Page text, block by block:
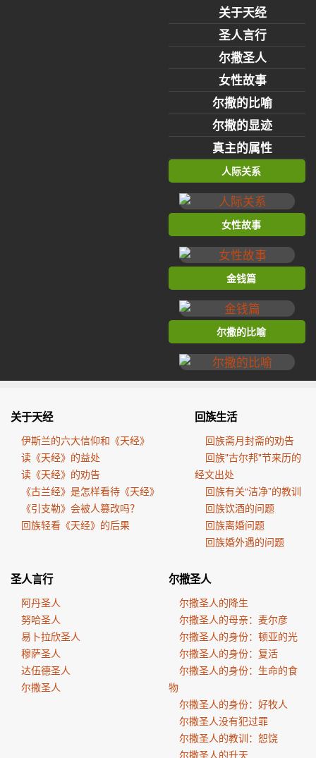
关于天经
圣人言行
尔撒圣人
女性故事
尔撒的比喻
尔撒的显迹
真主的属性
人际关系
女性故事
金钱篇
尔撒的比喻
关于天经
伊斯兰的六大信仰和《天经》
读《天经》的益处
读《天经》的劝告
《古兰经》是怎样看待《天经》
《引支勒》会被人篡改吗？
回族轻看《天经》的后果
回族生活
回族斋月封斋的劝告
回族"古尔邦"节来历的
经文出处
回族有关“洁净”的教训
回族饮酒的问题
回族离婚问题
回族婚外遇的问题
圣人言行
阿丹圣人
努哈圣人
易卜拉欣圣人
穆萨圣人
达伍德圣人
尔撒圣人
尔撒圣人
尔撒圣人的降生
尔撒圣人的母亲：麦尔彦
尔撒圣人的身份：顿亚的光
尔撒圣人的身份：复活
尔撒圣人的身份：生命的食
物
尔撒圣人的身份：好牧人
尔撒圣人没有犯过罪
尔撒圣人的教训：恕饶
尔撒圣人的升天